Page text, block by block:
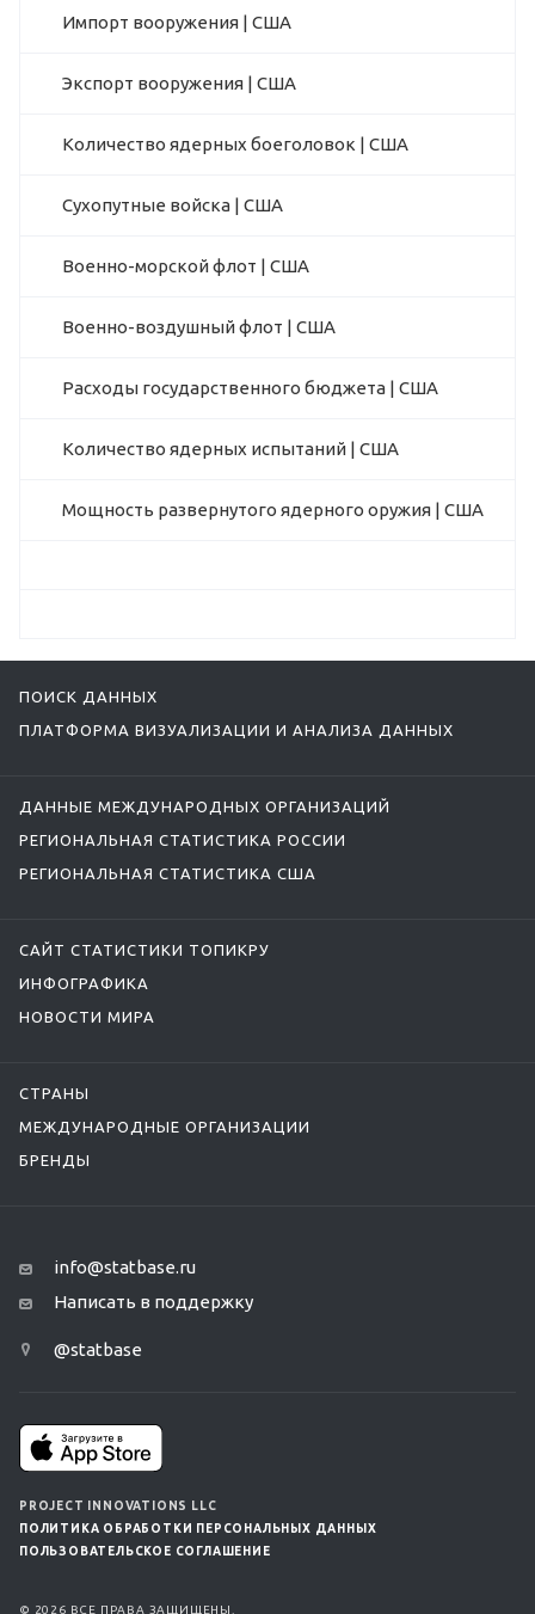
Импорт вооружения | США
Экспорт вооружения | США
Количество ядерных боеголовок | США
Сухопутные войска | США
Военно-морской флот | США
Военно-воздушный флот | США
Расходы государственного бюджета | США
Количество ядерных испытаний | США
Мощность развернутого ядерного оружия | США
ПОИСК ДАННЫХ
ПЛАТФОРМА ВИЗУАЛИЗАЦИИ И АНАЛИЗА ДАННЫХ
ДАННЫЕ МЕЖДУНАРОДНЫХ ОРГАНИЗАЦИЙ
РЕГИОНАЛЬНАЯ СТАТИСТИКА РОССИИ
РЕГИОНАЛЬНАЯ СТАТИСТИКА США
САЙТ СТАТИСТИКИ ТОПИКРУ
ИНФОГРАФИКА
НОВОСТИ МИРА
СТРАНЫ
МЕЖДУНАРОДНЫЕ ОРГАНИЗАЦИИ
БРЕНДЫ
info@statbase.ru
Написать в поддержку
@statbase
PROJECT INNOVATIONS LLC
ПОЛИТИКА ОБРАБОТКИ ПЕРСОНАЛЬНЫХ ДАННЫХ
ПОЛЬЗОВАТЕЛЬСКОЕ СОГЛАШЕНИЕ
© 2026 ВСЕ ПРАВА ЗАЩИЩЕНЫ.